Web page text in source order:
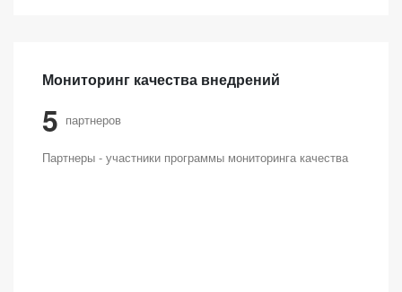
Мониторинг качества внедрений
5 партнеров
Партнеры - участники программы мониторинга качества